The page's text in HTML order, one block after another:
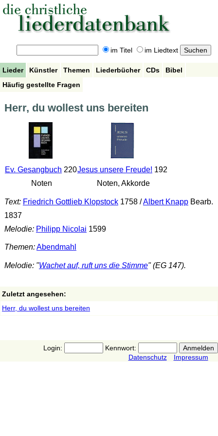
im Titel im Liedtext
Lieder Künstler Themen Liederbücher CDs
Bibel
Häufig gestellte Fragen
Herr, du wollest uns bereiten
Ev. Gesangbuch 220
Noten
Jesus unsere Freude! 192
Noten, Akkorde
Text: Friedrich Gottlieb Klopstock1758 /Albert KnappBearb.
1837
Melodie: Philipp Nicolai 1599
Themen:Abendmahl
Melodie: "Wachet auf, ruft uns die Stimme" (EG 147).
Zuletzt angesehen:
Herr, du wollest uns bereiten
Login:
Kennwort:
Datenschutz
Impressum